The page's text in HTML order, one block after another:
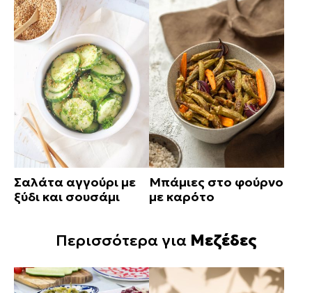
Σαλάτα αγγούρι με
ξύδι και σουσάμι
Μπάμιες στο φούρνο
με καρότο
Περισσότερα για Μεζέδες